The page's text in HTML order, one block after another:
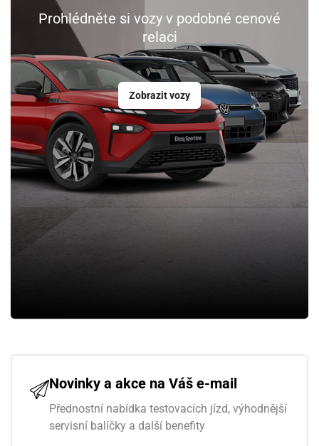
Prohlédněte si vozy v podobné cenové
relaci
Zobrazit vozy
Novinky a akce na Váš e-mail
Přednostní nabídka testovacích jízd, výhodnější
servisní balíčky a další benefity